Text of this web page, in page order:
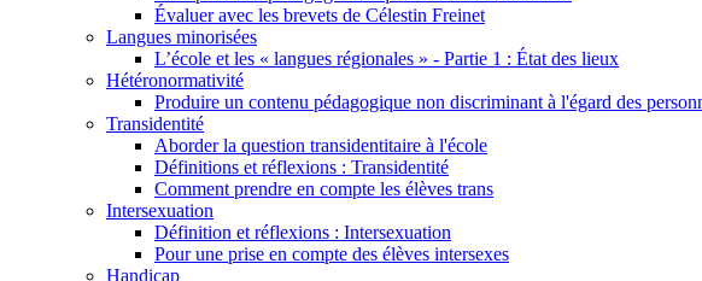
Évaluer avec les brevets de Célestin Freinet
Langues minorisées
L’école et les « langues régionales » - Partie 1 : État des lieux
Hétéronormativité
Produire un contenu pédagogique non discriminant à l'égard des
Transidentité
Aborder la question transidentitaire à l'école
Définitions et réflexions : Transidentité
Comment prendre en compte les élèves trans
Intersexuation
Définition et réflexions : Intersexuation
Pour une prise en compte des élèves intersexes
Handicap